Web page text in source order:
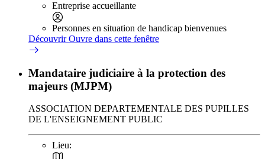
Entreprise accueillante
Personnes en situation de handicap bienvenues
DécouvrirOuvre dans cette fenêtre
Mandataire judiciaire à la protection des
majeurs (MJPM)
ASSOCIATION DEPARTEMENTALE DES PUPILLES
DE L'ENSEIGNEMENT PUBLIC
Lieu: